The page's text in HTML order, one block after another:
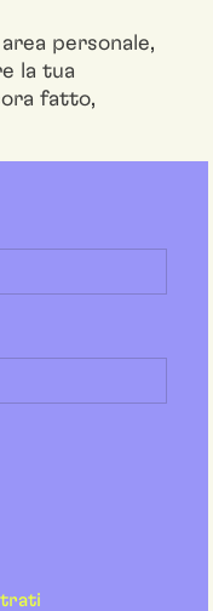
personale,
la tua
fatto,